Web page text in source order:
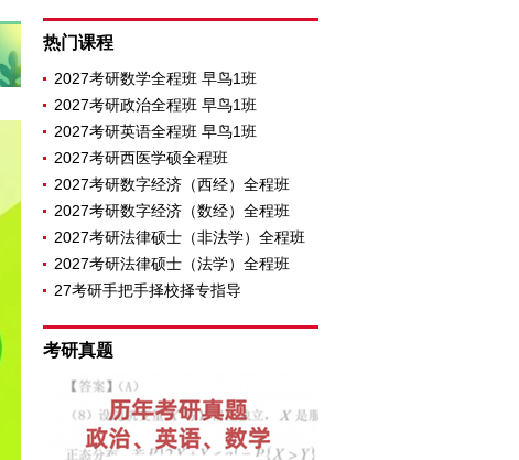
热门课程
2027考研数学全程班 早鸟1班
2027考研政治全程班 早鸟1班
2027考研英语全程班 早鸟1班
2027考研西医学硕全程班
2027考研数字经济（西经）全程班
2027考研数字经济（数经）全程班
2027考研法律硕士（非法学）全程班
2027考研法律硕士（法学）全程班
27考研手把手择校择专指导
考研真题